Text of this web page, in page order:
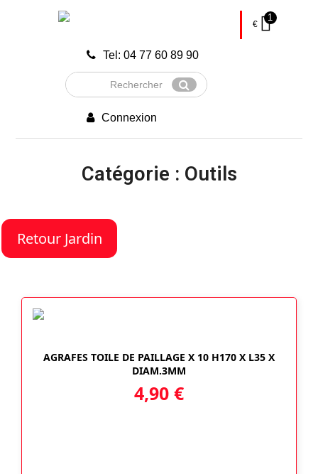
Tel: 04 77 60 89 90
Rechercher
Envoyer
Connexion
€
1
Catégorie : Outils
Retour Jardin
AGRAFES TOILE DE PAILLAGE X 10 H170 X L35 X
DIAM.3MM
4,90 €